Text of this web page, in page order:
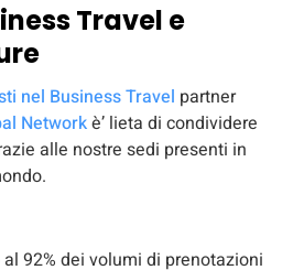
Travel e
nel Business Travel partner
Networkè’ lieta di condividere
alle nostre sedi presenti in
92% dei volumi di prenotazioni